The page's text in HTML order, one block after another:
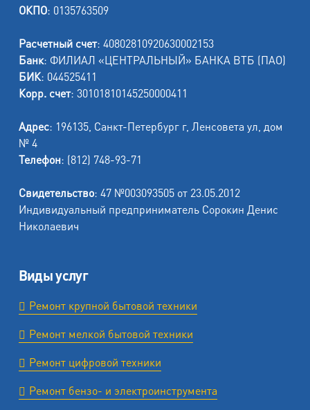
ОКПО: 0135763509
Расчетный счет: 40802810920630002153
Банк: ФИЛИАЛ «ЦЕНТРАЛЬНЫЙ» БАНКА ВТБ (ПАО)
БИК: 044525411
Корр. счет: 30101810145250000411
Адрес: 196135, Санкт-Петербург г, Ленсовета ул, дом
№ 4
Телефон: (812) 748-93-71
Свидетельство: 47 №003093505 от 23.05.2012
Индивидуальный предприниматель Сорокин Денис
Николаевич
Виды услуг
Ремонт крупной бытовой техники
Ремонт мелкой бытовой техники
Ремонт цифровой техники
Ремонт бензо- и электроинструмента